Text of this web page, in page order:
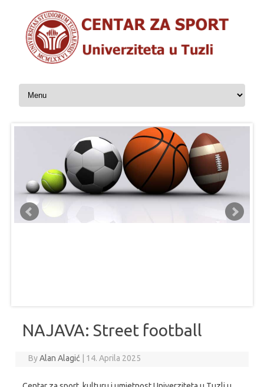
Skip to content
NAJAVA: Street football
ByAlan Alagić | 14. Aprila 2025